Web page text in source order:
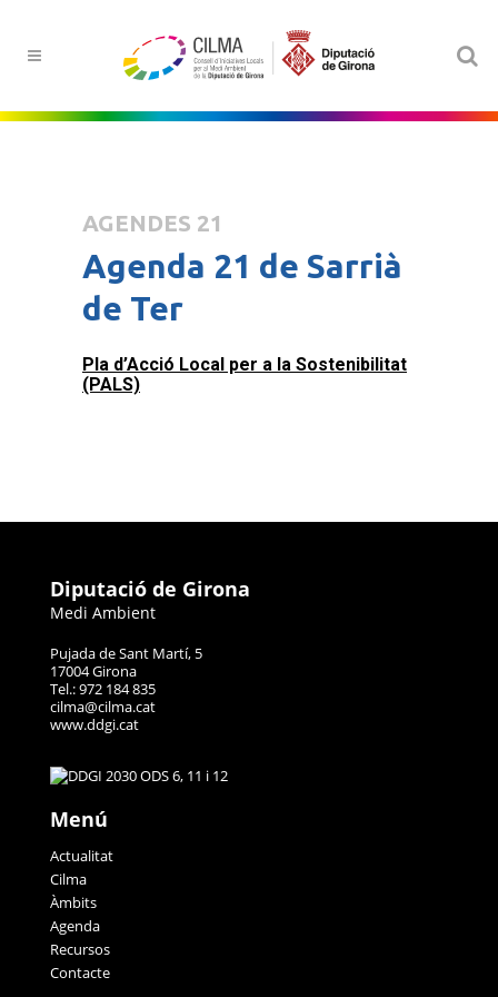
AGENDES 21
Agenda 21 de Sarrià
de Ter
Pla d’Acció Local per a la Sostenibilitat
(PALS)
Diputació de Girona
Medi Ambient
Pujada de Sant Martí, 5
17004 Girona
Tel.: 972 184 835
cilma@cilma.cat
www.ddgi.cat
Menú
Actualitat
Cilma
Àmbits
Agenda
Recursos
Contacte